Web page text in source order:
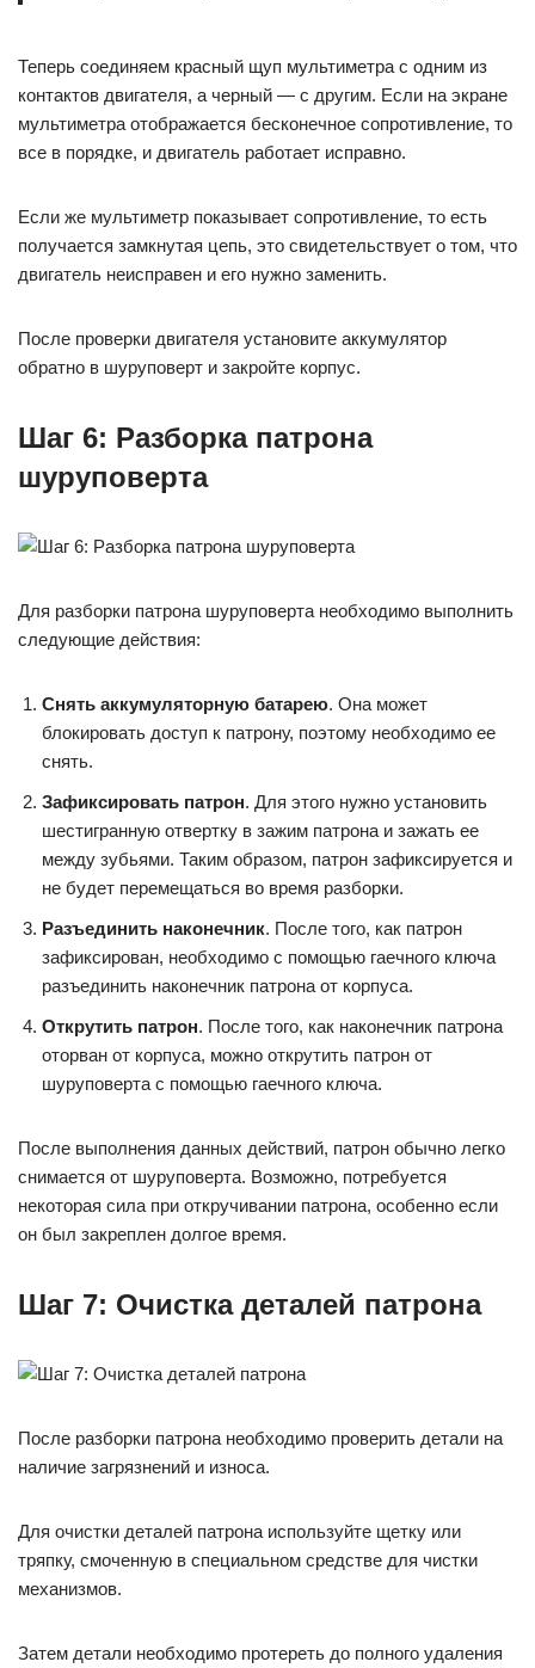
Теперь соединяем красный щуп мультиметра с одним из
контактов двигателя, а черный — с другим. Если на экране
мультиметра отображается бесконечное сопротивление, то
все в порядке, и двигатель работает исправно.
Если же мультиметр показывает сопротивление, то есть
получается замкнутая цепь, это свидетельствует о том, что
двигатель неисправен и его нужно заменить.
После проверки двигателя установите аккумулятор
обратно в шуруповерт и закройте корпус.
Шаг 6: Разборка патрона
шуруповерта
Для разборки патрона шуруповерта необходимо выполнить
следующие действия:
Снять аккумуляторную батарею. Она может
блокировать доступ к патрону, поэтому необходимо ее
снять.
Зафиксировать патрон. Для этого нужно установить
шестигранную отвертку в зажим патрона и зажать ее
между зубьями. Таким образом, патрон зафиксируется и
не будет перемещаться во время разборки.
Разъединить наконечник. После того, как патрон
зафиксирован, необходимо с помощью гаечного ключа
разъединить наконечник патрона от корпуса.
Открутить патрон. После того, как наконечник патрона
оторван от корпуса, можно открутить патрон от
шуруповерта с помощью гаечного ключа.
После выполнения данных действий, патрон обычно легко
снимается от шуруповерта. Возможно, потребуется
некоторая сила при откручивании патрона, особенно если
он был закреплен долгое время.
Шаг 7: Очистка деталей патрона
После разборки патрона необходимо проверить детали на
наличие загрязнений и износа.
Для очистки деталей патрона используйте щетку или
тряпку, смоченную в специальном средстве для чистки
механизмов.
Затем детали необходимо протереть до полного удаления